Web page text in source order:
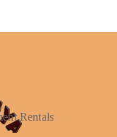
Rentals